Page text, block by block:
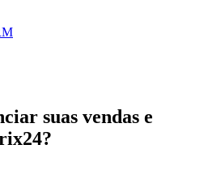
suas vendas e